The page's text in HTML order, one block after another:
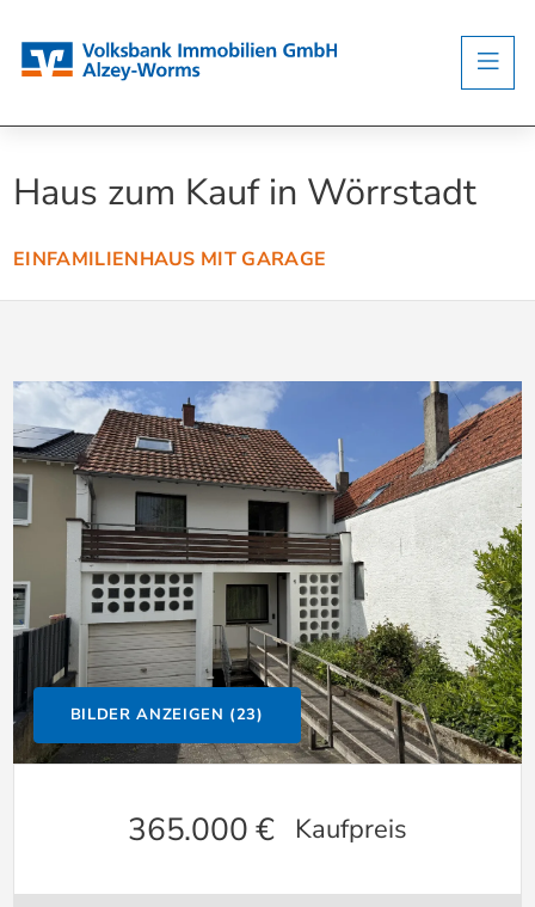
Haus zum Kauf in Wörrstadt
EINFAMILIENHAUS MIT GARAGE
BILDER ANZEIGEN (23)
365.000 € Kaufpreis